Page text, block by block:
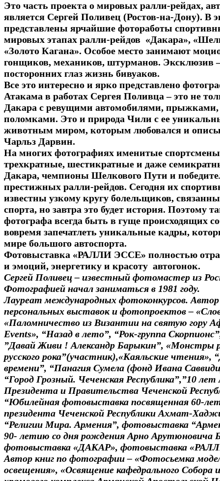
Это часть проекта о мировых ралли-рейдах,
является Сергей Поливец (Ростов-на-Дону). В
представлены ярчайшие фотоработы
мировых этапах ралли-рейдов «Дакара»,
«Золото Кагана». Особое место занимают
гонщиков, механиков, штурманов. Эксклюзив
посторонних глаз жизнь бивуаков.
Все это интересно и ярко представлено
Атакама в работах Сергея Поливца – это не
Дакара с ревущими автомобилями, прыжками,
поломками. Это и природа Чили с ее
животным миром, которым любовался и
Чарльз Дарвин.
На многих фотографиях именитые спортсмены
трехкратные, шестикратные и даже
Дакара, чемпионы Шелкового Пути и
престижных ралли-рейдов. Сегодня их
известны узкому кругу болельщиков,
спорта, но завтра это будет история. Поэтому
фотографа всегда быть в гуще происходящих
вовремя запечатлеть уникальные кадры,
мире большого автоспорта.
Фотовыставка «РАЛЛИ ЭССЕ» полностью
и эмоций, энергетику и красоту автогонок.
Сергей Поливец – известный фотомастер из
Фотографией начал заниматься в 1981 году.
Лауреат международных фотоконкурсов.
персональных выставок и фотопроектов –
«Паломничество из Византии на святую гору
Events», “Назад в лето”, “Рок-группа
”Давай Живи ! Александр Барыкин”, «Монстры
русского рока”(участник),«Каяльские чтения»,
времени”, “Панагия Сумела (фонд Ивана
“Город Грозный. Чеченская Республика”,”10
Президента и Правительства Чеченской
“Юбилейная фотовыставка посвященная 60-
президента Чеченской Республики Ахмат-
“Религии Мира. Армения”, фотовыставка
90- летию со дня рождения Арно Арутюновича
фотовыставка «ДАКАР», фотовыставка
Автор книг по фотографии – «Фотосьемка
освещения», «Освящение кафедрального